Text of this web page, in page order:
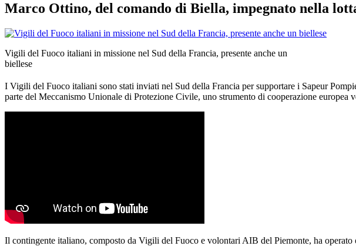
Marco Ottino, del comando di Biella, impegnato nella
Vigili del Fuoco italiani in missione nel Sud della Francia, presente anche un
biellese
I Vigili del Fuoco italiani sono stati inviati nel Sud della Francia per supportare i Sapeur
parte del Meccanismo Unionale di Protezione Civile, uno strumento di cooperazione
Il contingente italiano, composto da Vigili del Fuoco e volontari AIB del Piemonte, ha